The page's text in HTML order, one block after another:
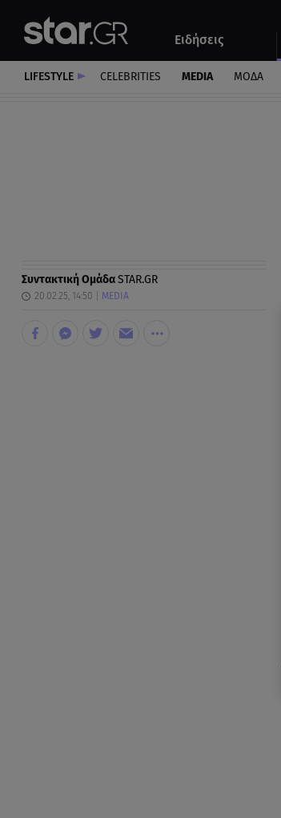
Ειδήσεις
Αυτοκίνητο
LIFESTYLE CELEBRITIES MEDIA ΜΟΔΑ
Συντακτική ΟμάδαSTAR.GR
20.02.25, 14:50 MEDIA